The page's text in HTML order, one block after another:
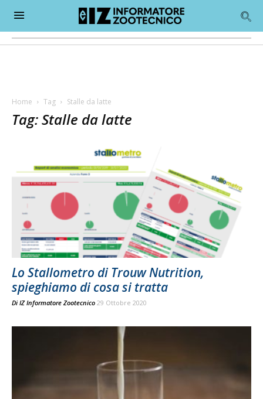
Home Tag Stalle da latte
Tag: Stalle da latte
Lo Stallometro di Trouw Nutrition,
spieghiamo di cosa si tratta
Di IZ Informatore Zootecnico 29 Ottobre 2020